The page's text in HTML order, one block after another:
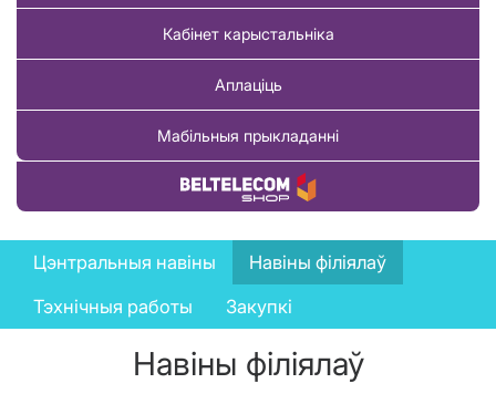
Кабінет карыстальніка
Аплаціць
Мабільныя прыкладанні
Купіць тавар
News
menu
Цэнтральныя навіны
Навіны філіялаў
Тэхнічныя работы
Закупкі
Навіны філіялаў